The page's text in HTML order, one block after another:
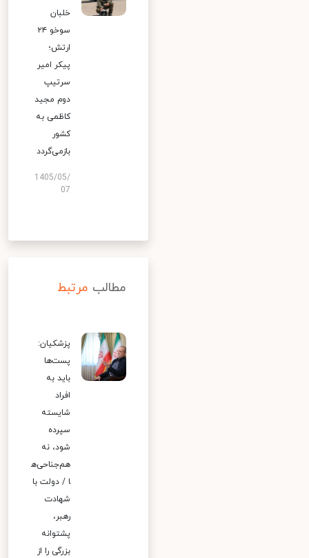
خلبان
سوخو ۲۴
ارتش؛
پیکر امیر
سرتیپ
دوم مجید
کاظمی به
کشور
بازمی‌گردد
1405/05/
07
مطالب مرتبط
پزشکیان:
پست‌ها
باید به
افراد
شایسته
سپرده
شود، نه
هم‌جناحی‌ه
ا / دولت با
شهادت
رهبر،
پشتوانه
بزرگی را از